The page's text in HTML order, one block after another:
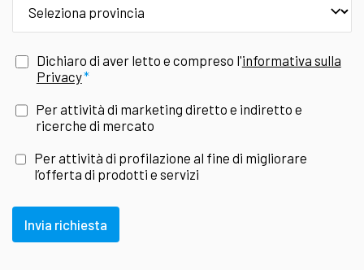
Dichiaro di aver letto e compreso l'informativa sulla
Privacy
Per attività di marketing diretto e indiretto e
ricerche di mercato
Per attività di profilazione al fine di migliorare
l’offerta di prodotti e servizi
Invia richiesta